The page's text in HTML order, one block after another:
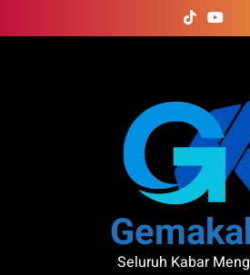
to
Seluruh Kabar